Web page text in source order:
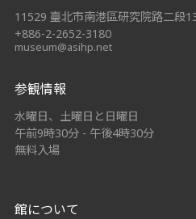
11529 臺北市南港區研究院路二段
+886-2-2652-3180
museum@asihp.net
参観情報
水曜日、土曜日と日曜日
午前9時30分 - 午後4時30分
無料入場
館について